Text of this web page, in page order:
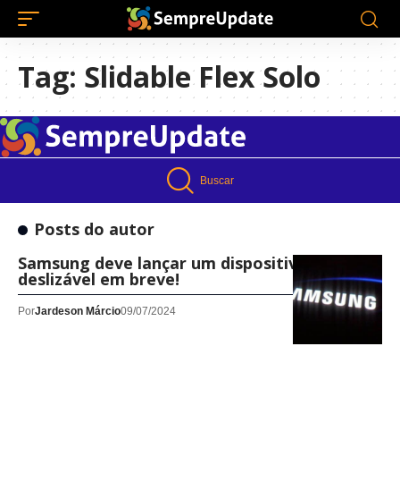
Tag: Slidable Flex Solo
Buscar
Posts do autor
Samsung deve lançar um dispositivo
deslizável em breve!
PorJardeson Márcio09/07/2024